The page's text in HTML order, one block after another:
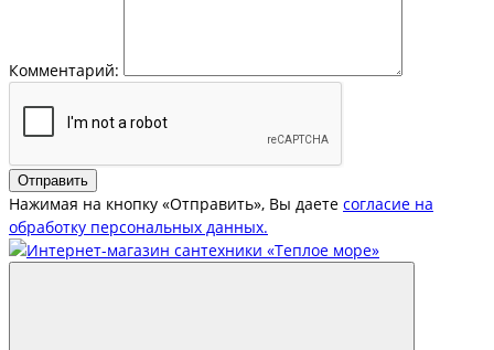
Комментарий:
Отправить
Нажимая на кнопку «Отправить», Вы даете согласие на
обработку персональных данных.